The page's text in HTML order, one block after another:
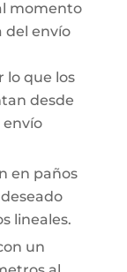
momento
del envío
lo que los
desde
en paños
lineales.
un